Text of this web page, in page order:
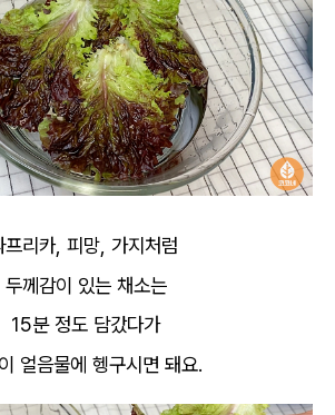
프리카, 피망, 가지처럼
두께감이 있는 채소는
15분 정도 담갔다가
얼음물에 헹구시면 돼요.